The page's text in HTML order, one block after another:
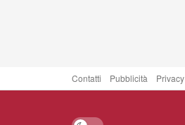
Contatti Pubblicità Privacy